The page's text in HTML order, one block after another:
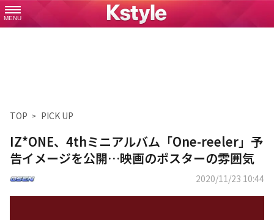
MENU
TOP PICK UP
IZ*ONE、4thミニアルバム「One-reeler」予
告イメージを公開…映画のポスターの雰囲気
2020/11/23 10:44